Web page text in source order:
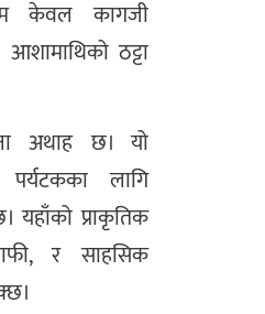
केवल कागजी
ठट्टा
अथाह छ। यो
पर्यटकका लागि
यहाँको प्राकृतिक
र साहसिक